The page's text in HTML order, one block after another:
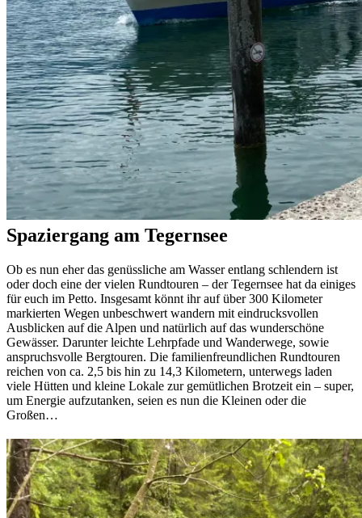
Spaziergang am Tegernsee
Ob es nun eher das genüssliche am Wasser entlang schlendern ist
oder doch eine der vielen Rundtouren – der Tegernsee hat da einiges
für euch im Petto. Insgesamt könnt ihr auf über 300 Kilometer
markierten Wegen unbeschwert wandern mit eindrucksvollen
Ausblicken auf die Alpen und natürlich auf das wunderschöne
Gewässer. Darunter leichte Lehrpfade und Wanderwege, sowie
anspruchsvolle Bergtouren. Die familienfreundlichen Rundtouren
reichen von ca. 2,5 bis hin zu 14,3 Kilometern, unterwegs laden
viele Hütten und kleine Lokale zur gemütlichen Brotzeit ein – super,
um Energie aufzutanken, seien es nun die Kleinen oder die
Großen…